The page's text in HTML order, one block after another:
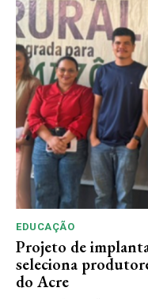
EDUCAÇÃO
Projeto de
seleciona
do Acre